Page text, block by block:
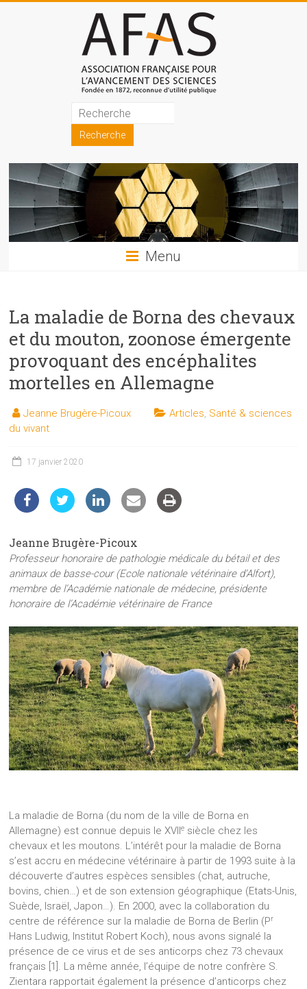
Association
française
pour
l'avancement
des
sciences
les
sciences
et
les
techniques
du
public
Menu
La maladie de Borna des chevaux
et du mouton, zoonose émergente
provoquant des encéphalites
mortelles en Allemagne
Jeanne Brugère-Picoux Articles Santé & sciences
du vivant
17 janvier 2020
Jeanne Brugère-Picoux
Professeur honoraire de pathologie médicale du bétail et des
animaux de basse-cour (Ecole nationale vétérinaire d’Alfort),
membre de l’Académie nationale de médecine, présidente
honoraire de l’Académie vétérinaire de France
La maladie de Borna (du nom de la ville de Borna en
Allemagne) est connue depuis le XVIIe siècle chez les
chevaux et les moutons. L’intérêt pour la maladie de Borna
s’est accru en médecine vétérinaire à partir de 1993 suite à la
découverte d’autres espèces sensibles (chat, autruche,
bovins, chien…) et de son extension géographique (Etats-Unis,
Suède, Israël, Japon…). En 2000, avec la collaboration du
centre de référence sur la maladie de Borna de Berlin (Pr
Hans Ludwig, Institut Robert Koch), nous avons signalé la
présence de ce virus et de ses anticorps chez 73 chevaux
français [1]. La même année, l’équipe de notre confrère S.
Zientara rapportait également la présence d’anticorps chez